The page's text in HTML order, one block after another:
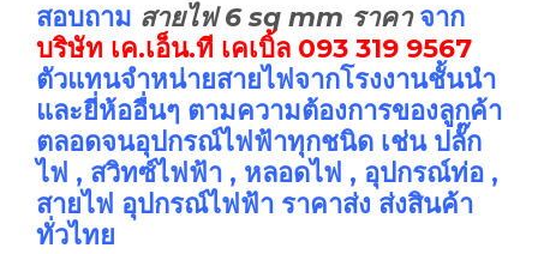
สอบถาม สายไฟ 6 sq mm ราคาจาก
บริษัท เค.เอ็น.ที เคเบิ้ล 093 319 9567
ตัวแทนจำหน่ายสายไฟจากโรงงานชั้นนำ
และยี่ห้ออื่นๆ ตามความต้องการของลูกค้า
ตลอดจนอุปกรณ์ไฟฟ้าทุกชนิด เช่น ปลั๊ก
ไฟ , สวิทซ์ไฟฟ้า , หลอดไฟ , อุปกรณ์ท่อ ,
สายไฟ อุปกรณ์ไฟฟ้า ราคาส่ง ส่งสินค้า
ทั่วไทย